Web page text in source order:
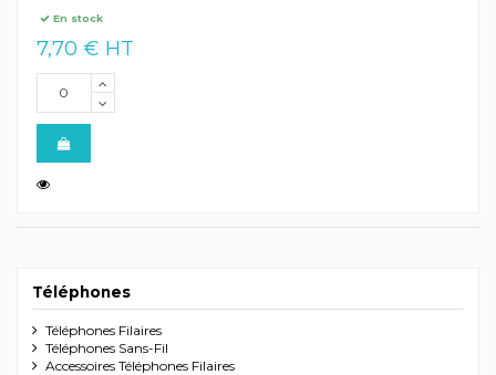
En stock
7,70 € HT
Téléphones
Téléphones Filaires
Téléphones Sans-Fil
Accessoires Téléphones Filaires